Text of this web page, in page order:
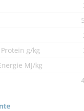
g/kg
MJ/kg